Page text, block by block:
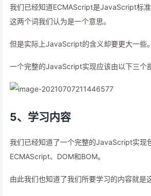
我们已经知道ECMAScript是JavaScript标准
这两个词我们认为是一个意思。
但是实际上JavaScript的含义却要更大一些。
一个完整的JavaScript实现应该由以下三个
5、学习内容
我们已经知道了一个完整的JavaScript实现
ECMAScript、DOM和BOM。
由此我们也知道了我们所要学习的内容就是